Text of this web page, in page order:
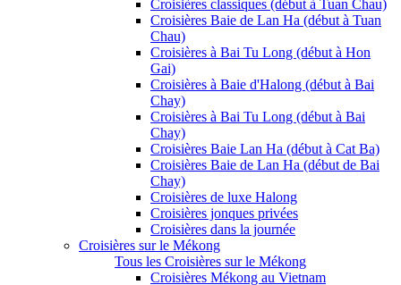
Croisières classiques (début à Tuan Chau)
Croisières Baie de Lan Ha (début à Tuan
Chau)
Croisières à Bai Tu Long (début à Hon
Gai)
Croisières à Baie d'Halong (début à Bai
Chay)
Croisières à Bai Tu Long (début à Bai
Chay)
Croisières Baie Lan Ha (début à Cat Ba)
Croisières Baie de Lan Ha (début de Bai
Chay)
Croisières de luxe Halong
Croisières jonques privées
Croisières dans la journée
Croisières sur le Mékong
Tous les Croisières sur le Mékong
Croisières Mékong au Vietnam